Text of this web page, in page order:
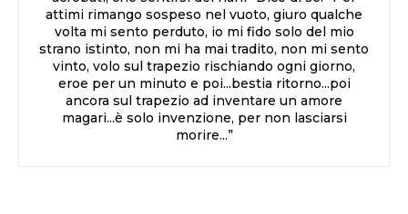
attimi rimango sospeso nel vuoto, giuro qualche
volta mi sento perduto, io mi fido solo del mio
strano istinto, non mi ha mai tradito, non mi sento
vinto, volo sul trapezio rischiando ogni giorno,
eroe per un minuto e poi...bestia ritorno...poi
ancora sul trapezio ad inventare un amore
magari...è solo invenzione, per non lasciarsi
morire...”